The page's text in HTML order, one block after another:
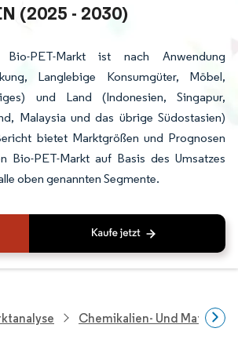
(2025 - 2030)
Bio-PET-Markt ist nach Anwendung
Langlebige Konsumgüter, Möbel,
und Land (Indonesien, Singapur,
Malaysia und das übrige Südostasien)
bietet Marktgrößen und Prognosen
Bio-PET-Markt auf Basis des Umsatzes
oben genannten Segmente.
Chemikalien- Und